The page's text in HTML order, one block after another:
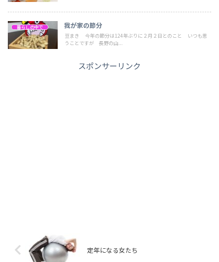
暮らしの中で 我が家の節分
豆まき 今年の節分は124年ぶりに２月２日とのこと いつも思
うことですが 長野の山...
スポンサーリンク
定年になる女たち